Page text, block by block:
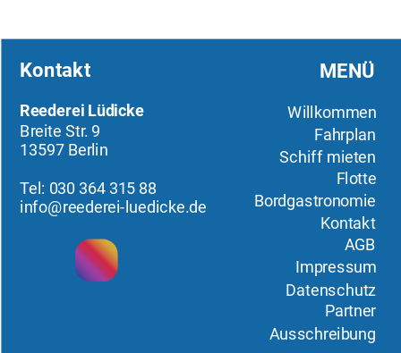
MENÜ
Willkommen
Fahrplan
Schiff mieten
Flotte
Bordgastronomie
Kontakt
AGB
Impressum
Datenschutz
Partner
Ausschreibung
Kontakt
Reederei Lüdicke
Breite Str. 9
13597 Berlin
Tel: 030 364 315 88
info@reederei-luedicke.de